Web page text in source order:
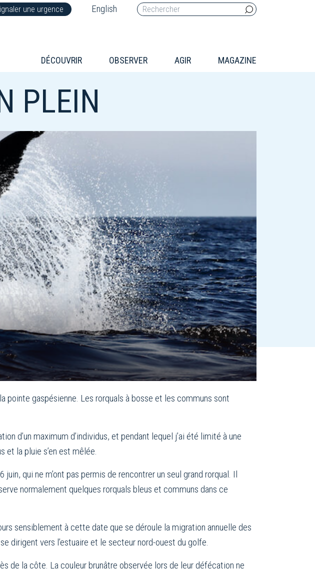
une urgence English
DÉCOUVRIR OBSERVER AGIR MAGAZINE
PLEIN
pointe gaspésienne. Les rorquals à bosse et les communs sont
d’un maximum d’individus, et pendant lequel j’ai été limité à une
et la pluie s’en est mêlée.
qui ne m’ont pas permis de rencontrer un seul grand rorqual. Il
normalement quelques rorquals bleus et communs dans ce
sensiblement à cette date que se déroule la migration annuelle des
dirigent vers l’estuaire et le secteur nord-ouest du golfe.
de la côte. La couleur brunâtre observée lors de leur défécation ne